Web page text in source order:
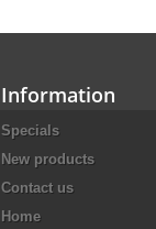
Information
Specials
New products
Contact us
Home